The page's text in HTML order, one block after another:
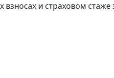
взносах и страховом